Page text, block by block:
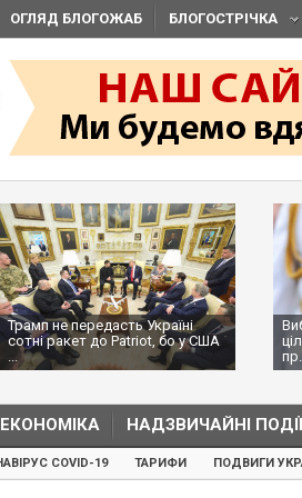
ОГЛЯД БЛОГОЖАБ БЛОГОСТРІЧКА
Трамп не передасть Україні
сотні ракет до Patriot, бо у США
...
ЕКОНОМІКА НАДЗВИЧАЙНІ
COVID-19 ТАРИФИ ПОДВИГИ